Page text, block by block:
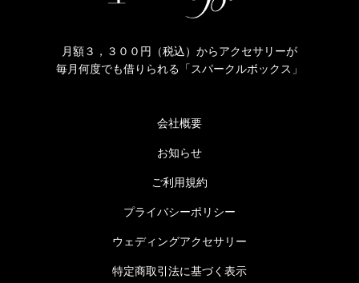
月額３，３００円（税込）からアクセサリーが
毎月何度でも借りられる「スパークルボックス」
会社概要
お知らせ
ご利用規約
プライバシーポリシー
ウェディングアクセサリー
特定商取引法に基づく表示